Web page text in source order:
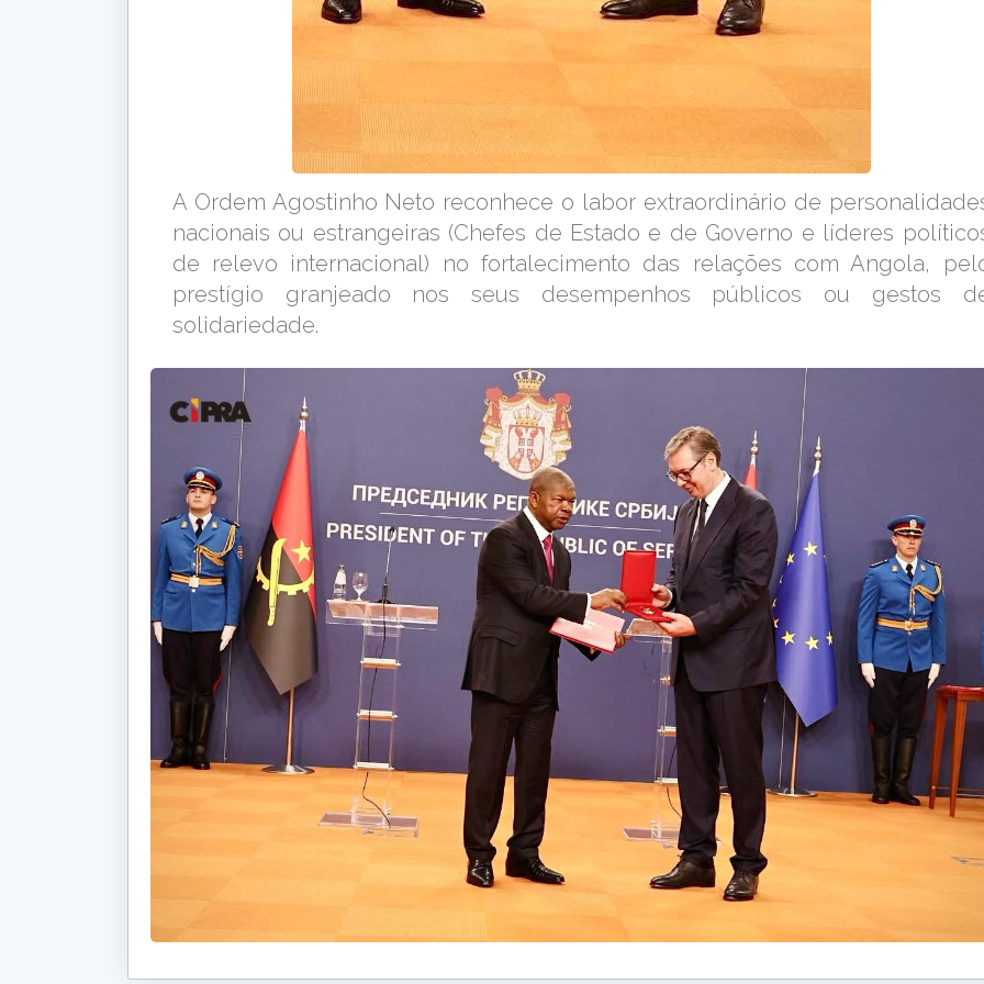
A Ordem Agostinho Neto reconhece o labor extraordinário de
nacionais ou estrangeiras (Chefes de Estado e de Governo e líderes
de relevo internacional) no fortalecimento das relações com Angola,
prestígio granjeado nos seus desempenhos públicos ou gestos
solidariedade.